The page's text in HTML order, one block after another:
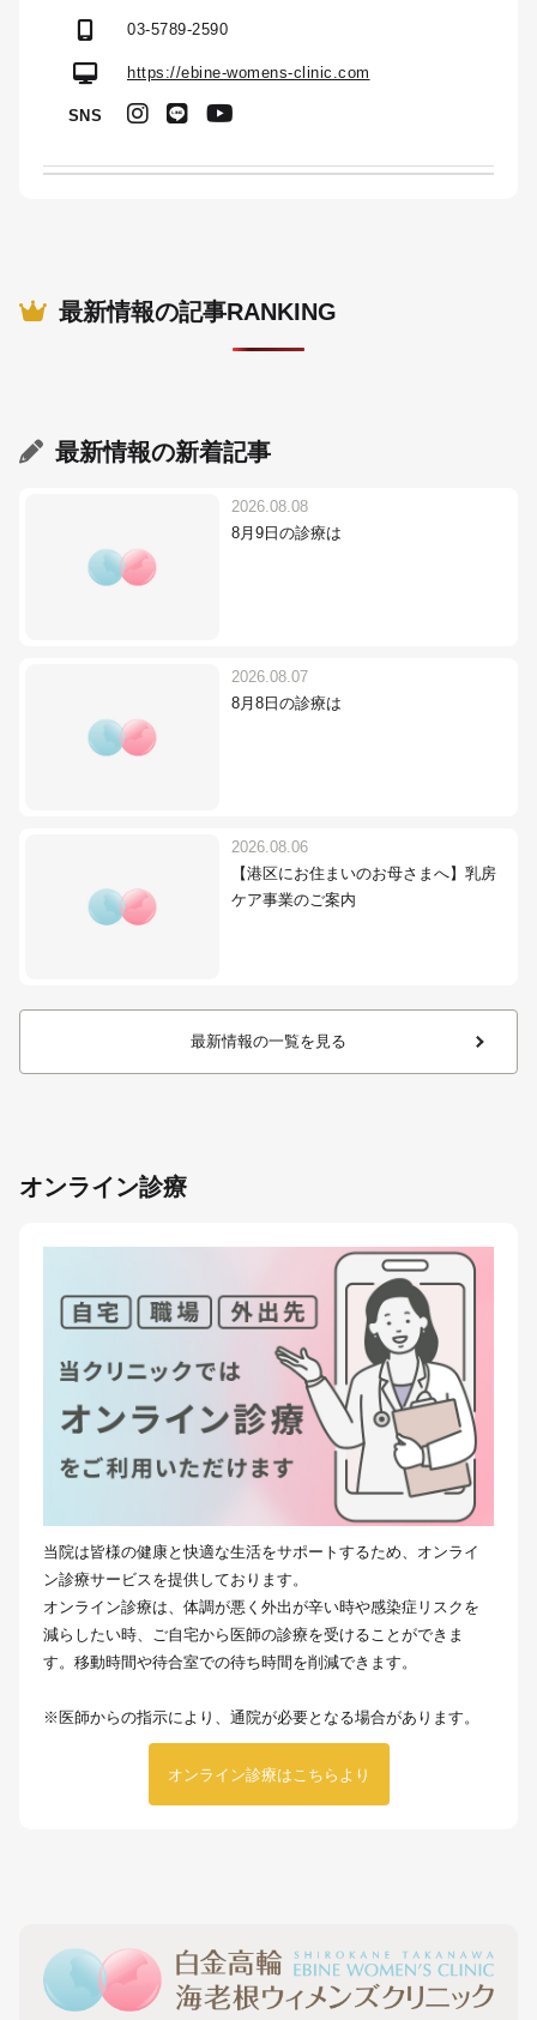
03-5789-2590
https://ebine-womens-clinic.com
SNS
最新情報の記事RANKING
最新情報の新着記事
2026.08.08
8月9日の診療は
2026.08.07
8月8日の診療は
2026.08.06
【港区にお住まいのお母さまへ】乳房
ケア事業のご案内
最新情報の一覧を見る
オンライン診療
当院は皆様の健康と快適な生活をサポートするため、オンライ
ン診療サービスを提供しております。
オンライン診療は、体調が悪く外出が辛い時や感染症リスクを
減らしたい時、ご自宅から医師の診療を受けることができま
す。移動時間や待合室での待ち時間を削減できます。
※医師からの指示により、通院が必要となる場合があります。
オンライン診療はこちらより